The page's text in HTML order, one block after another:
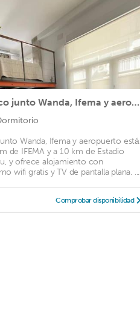
Estudio céntrico junto Wanda, Ifema y aeropuerto
Wanda, Ifema y aeropuerto está
de IFEMA y a 10 km de Estadio
y ofrece alojamiento con
wifi gratis y TV de pantalla plana. ...
Comprobar disponibilidad